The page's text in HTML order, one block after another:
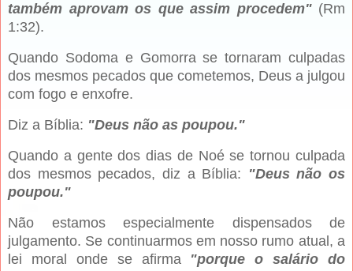
também aprovam os que assim procedem"(Rm
1:32).
Quando Sodoma e Gomorra se tornaram culpadas
dos mesmos pecados que cometemos, Deus a julgou
com fogo e enxofre.
Diz a Bíblia: "Deus não as poupou."
Quando a gente dos dias de Noé se tornou culpada
dos mesmos pecados, diz a Bíblia: "Deus não os
poupou."
Não estamos especialmente dispensados de
julgamento. Se continuarmos em nosso rumo atual, a
lei moral onde se afirma "porque o salário do